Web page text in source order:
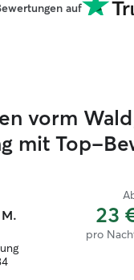
auf
vorm
mit Top-
23
pro